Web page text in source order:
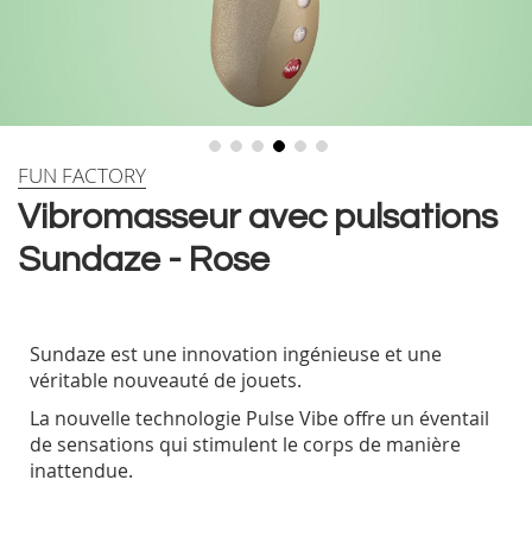
Skip
the
beginning
Vibromasseur avec pulsations
Sundaze - Rose
FUN FACTORY
Sundaze est une innovation ingénieuse et une
véritable nouveauté de jouets.
La nouvelle technologie Pulse Vibe offre un éventail
de sensations qui stimulent le corps de manière
inattendue.